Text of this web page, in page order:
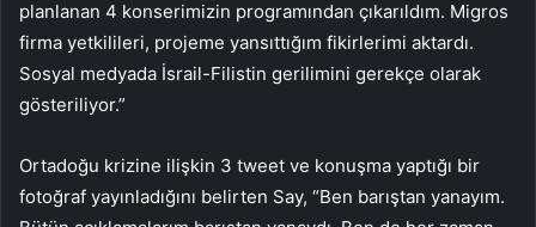
planlanan 4 konserimizin programından çıkarıldım. Migros
firma yetkilileri, projeme yansıttığım fikirlerimi aktardı.
Sosyal medyada İsrail-Filistin gerilimini gerekçe olarak
gösteriliyor.”
Ortadoğu krizine ilişkin 3 tweet ve konuşma yaptığı bir
fotoğraf yayınladığını belirten Say, “Ben barıştan yanayım.